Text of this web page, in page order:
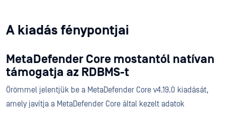
A kiadás fénypontjai
MetaDefender Core mostantól natívan
támogatja az RDBMS-t
Örömmel jelentjük be a MetaDefender Core v4.19.0 kiadását,
amely javítja a MetaDefender Core által kezelt adatok